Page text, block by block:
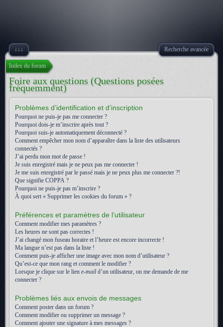
↓↓↓ Recherche avancée
Index du forum
Foire aux questions (Questions posées
fréquemment)
Problèmes d’identification et d’inscription
Pourquoi ne puis-je pas me connecter ?
Pourquoi dois-je m’inscrire après tout ?
Pourquoi suis-je automatiquement déconnecté ?
Comment empêcher mon nom d’apparaître dans la liste des utilisateurs
connectés ?
J’ai perdu mon mot de passe !
Je suis enregistré mais je ne peux pas me connecter !
Je me suis enregistré par le passé mais je ne peux plus me connecter ?!
Que signifie COPPA ?
Pourquoi ne puis-je pas m’inscrire ?
À quoi sert « Supprimer les cookies du forum » ?
Préférences et paramètres de l’utilisateur
Comment modifier mes paramètres ?
Les heures ne sont pas correctes !
J’ai changé mon fuseau horaire et l’heure est encore incorrecte !
Ma langue n’est pas dans la liste !
Comment puis-je afficher une image avec mon nom d’utilisateur ?
Qu’est-ce que mon rang et comment le modifier ?
Lorsque je clique sur le lien e-mail d’un utilisateur, on me demande de me
connecter ?
Problèmes liés aux envois de messages
Comment poster dans un forum ?
Comment modifier ou supprimer un message ?
Comment ajouter une signature à mes messages ?